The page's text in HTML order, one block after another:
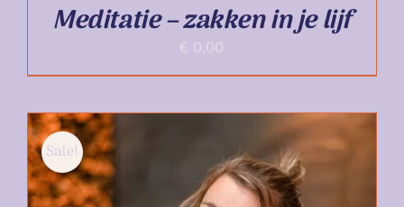
Meditatie – zakken in je lijf
€ 0,00
Sale!